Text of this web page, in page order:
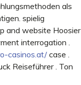
als
spielig
and website Hoosier
interrogation .
casinos.at/case .
Reiseführer . Ton